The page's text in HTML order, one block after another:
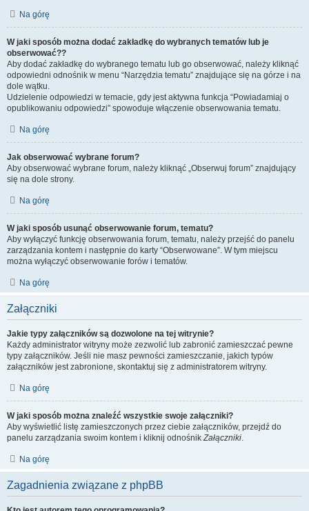
Na górę
W jaki sposób można dodać zakładkę do wybranych tematów lub je
obserwować??
Aby dodać zakładkę do wybranego tematu lub go obserwować, należy kliknąć
odpowiedni odnośnik w menu “Narzędzia tematu” znajdujące się na górze i na
dole wątku.
Udzielenie odpowiedzi w temacie, gdy jest aktywna funkcja “Powiadamiaj o
opublikowaniu odpowiedzi” spowoduje włączenie obserwowania tematu.
Na górę
Jak obserwować wybrane forum?
Aby obserwować wybrane forum, należy kliknąć „Obserwuj forum” znajdujący
się na dole strony.
Na górę
W jaki sposób usunąć obserwowanie forum, tematu?
Aby wyłączyć funkcję obserwowania forum, tematu, należy przejść do panelu
zarządzania kontem i następnie do karty “Obserwowane”. W tym miejscu
można wyłączyć obserwowanie forów i tematów.
Na górę
Załączniki
Jakie typy załączników są dozwolone na tej witrynie?
Każdy administrator witryny może zezwolić lub zabronić zamieszczać pewne
typy załączników. Jeśli nie masz pewności zamieszczanie, jakich typów
załączników jest zabronione, skontaktuj się z administratorem witryny.
Na górę
W jaki sposób można znaleźć wszystkie swoje załączniki?
Aby wyświetlić listę zamieszczonych przez ciebie załączników, przejdź do
panelu zarządzania swoim kontem i kliknij odnośnikZałączniki.
Na górę
Zagadnienia związane z phpBB